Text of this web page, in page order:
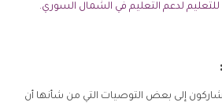
لدعم التعليم في الشمال السوري.
إلى بعض التوصيات التي من شأنها أن